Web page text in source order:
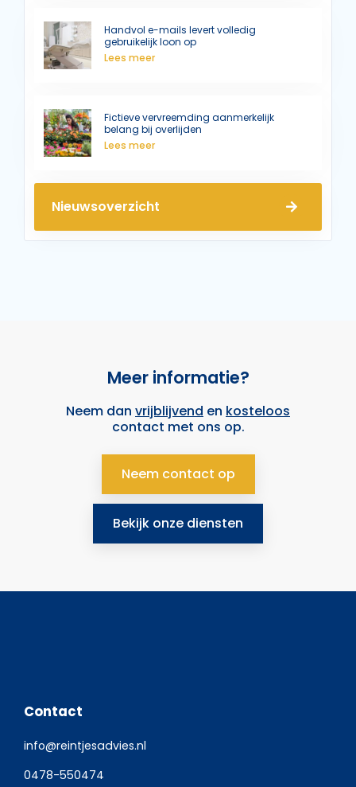
Handvol e-mails levert volledig
gebruikelijk loon op
Lees meer
Fictieve vervreemding aanmerkelijk
belang bij overlijden
Lees meer
Nieuwsoverzicht
Meer informatie?
Neem dan vrijblijvend en kosteloos
contact met ons op.
Neem contact op
Bekijk onze diensten
Contact
info@reintjesadvies.nl
0478-550474